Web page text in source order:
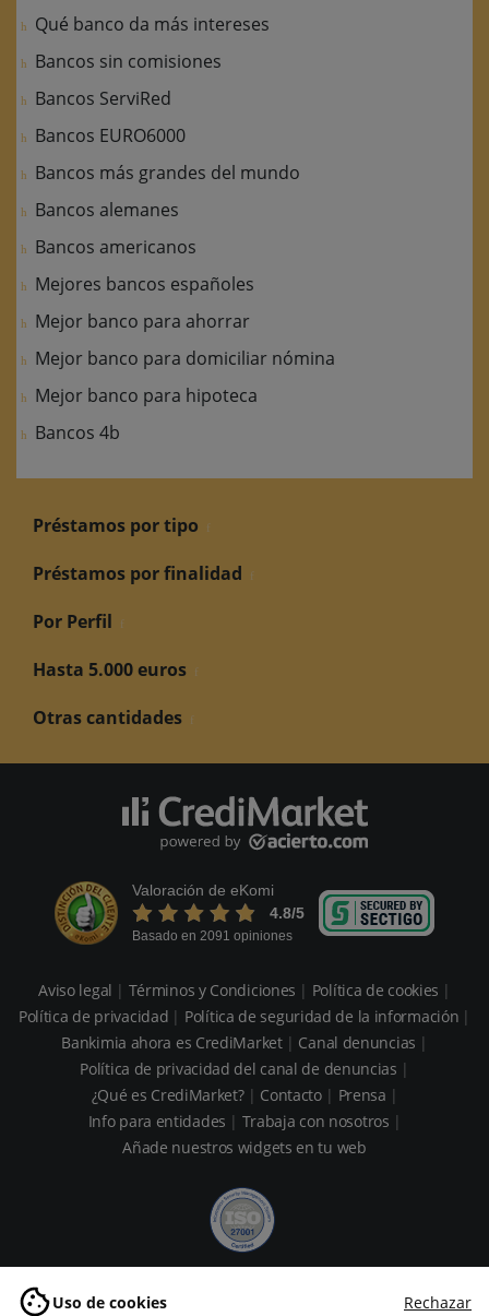
Uso de cookies Rechazar
Qué banco da más intereses
Bancos sin comisiones
Bancos ServiRed
Bancos EURO6000
Bancos más grandes del mundo
Bancos alemanes
Bancos americanos
Mejores bancos españoles
Mejor banco para ahorrar
Mejor banco para domiciliar nómina
Mejor banco para hipoteca
Bancos 4b
Préstamos por tipo
Préstamos por finalidad
Por Perfil
Hasta 5.000 euros
Otras cantidades
Valoración de eKomi
4.8/5
Basado en 2091 opiniones
Aviso legal Términos y Condiciones
Política de cookies
Política de privacidad
Política de seguridad de la información
Bankimia ahora es CrediMarket
Canal denuncias
Política de privacidad del canal de denuncias
¿Qué es CrediMarket?
Contacto
Prensa
Info para entidades
Trabaja con nosotros
Añade nuestros widgets en tu web
Copyright © 2026 CrediMarket. Todos los derechos reservados.